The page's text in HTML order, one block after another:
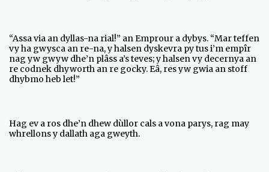
“Assa via an dyllas-na rial!” an Emprour a dybys. “Mar teffen
vy ha gwysca an re-na, y halsen dyskevra py tus i’m empîr
nag yw gwyw dhe’n plâss a’s teves; y halsen vy decernya an
re codnek dhyworth an re gocky. Eâ, res yw gwia an stoff
dhybmo heb let!”
Hag ev a ros dhe’n dhew dùllor cals a vona parys, rag may
whrellons y dallath aga gweyth.